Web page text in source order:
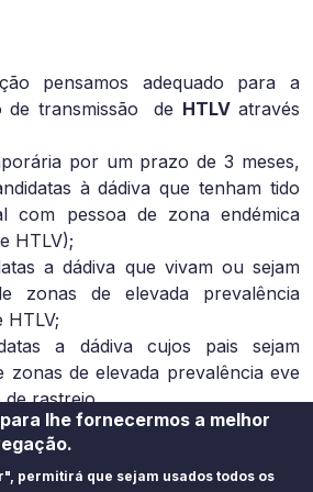
pensamos adequado para a
de transmissão de HTLVatravés
por um prazo de 3 meses,
à dádiva que tenham tido
com pessoa de zona endémica
HTLV);
a dádiva que vivam ou sejam
zonas de elevada prevalência
HTLV;
a dádiva cujos pais sejam
zonas de elevada prevalência eve
de rastreio.
lhe fornecermos a melhor
permitirá que sejam usados todos os